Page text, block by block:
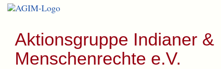
Aktionsgruppe Indianer &
Menschenrechte e.V.